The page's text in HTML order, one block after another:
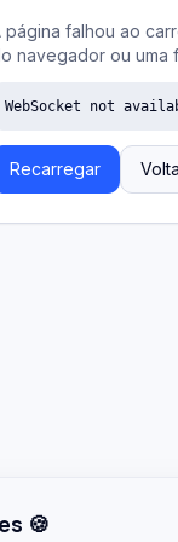
página falhou ao
navegador ou uma
WebSocket not
Recarregar
🍪